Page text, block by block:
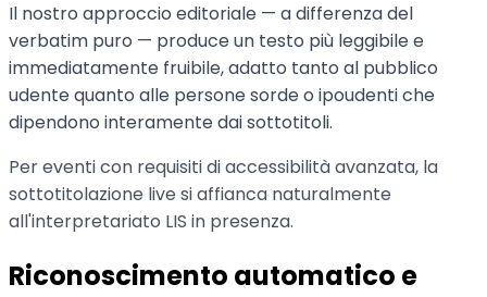
Il nostro approccio editoriale — a differenza del
verbatim puro — produce un testo più leggibile e
immediatamente fruibile, adatto tanto al pubblico
udente quanto alle persone sorde o ipoudenti che
dipendono interamente dai sottotitoli.
Per eventi con requisiti di accessibilità avanzata, la
sottotitolazione live si affianca naturalmente
all'interpretariato LIS in presenza.
Riconoscimento automatico e